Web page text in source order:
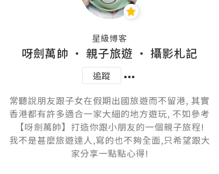
星級博客
呀劍萬帥 • 親子旅遊 • 攝影札記
追蹤
常聽說朋友跟子女在假期出國旅遊而不留港, 其實
香港都有許多適合一家大細的地方遊玩, 不如參考
【呀劍萬帥】打造你跟小朋友的一個親子旅程!
我不是甚麼旅遊達人,寫的也不夠全面,只希望跟大
家分享一點點心得!